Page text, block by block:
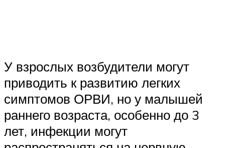
У взрослых возбудители могут
приводить к развитию легких
симптомов ОРВИ, но у малышей
раннего возраста, особенно до 3
лет, инфекции могут